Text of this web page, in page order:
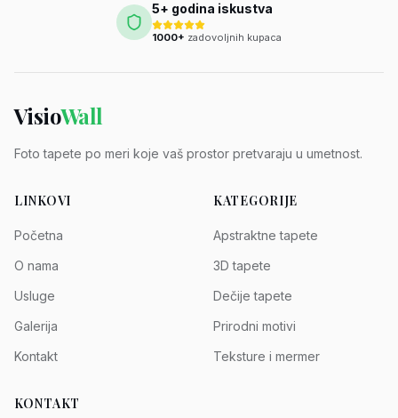
5+ godina iskustva
1000+ zadovoljnih kupaca
VisioWall
Foto tapete po meri koje vaš prostor pretvaraju u umetnost.
LINKOVI
Početna
O nama
Usluge
Galerija
Kontakt
KATEGORIJE
Apstraktne tapete
3D tapete
Dečije tapete
Prirodni motivi
Teksture i mermer
KONTAKT